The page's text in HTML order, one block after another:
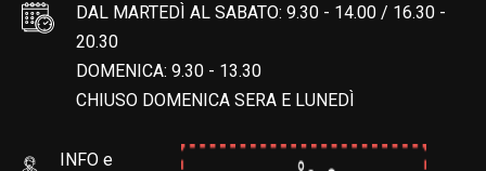
DAL MARTEDÌ AL SABATO: 9.30 - 14.00 / 16.30 -
20.30
DOMENICA: 9.30 - 13.30
CHIUSO DOMENICA SERA E LUNEDÌ
INFO e